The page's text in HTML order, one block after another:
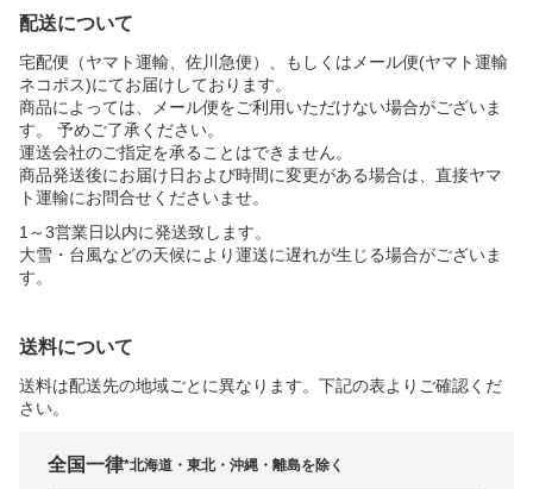
配送について
宅配便（ヤマト運輸、佐川急便）、もしくはメール便(ヤマト運輸
ネコポス)にてお届けしております。
商品によっては、メール便をご利用いただけない場合がございま
す。 予めご了承ください。
運送会社のご指定を承ることはできません。
商品発送後にお届け日および時間に変更がある場合は、直接ヤマ
ト運輸にお問合せくださいませ。
1～3営業日以内に発送致します。
大雪・台風などの天候により運送に遅れが生じる場合がございま
す。
送料について
送料は配送先の地域ごとに異なります。下記の表よりご確認くだ
さい。
全国一律*北海道・東北・沖縄・離島を除く